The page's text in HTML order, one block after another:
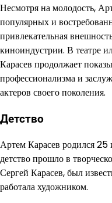
Несмотря на молодость,
популярных и
привлекательная
киноиндустрии. В театре
Карасев продолжает
профессионализма и
актеров своего поколения.
Детство
Артем Карасев родился
детство прошло в
Сергей Карасев, был
работала художником.